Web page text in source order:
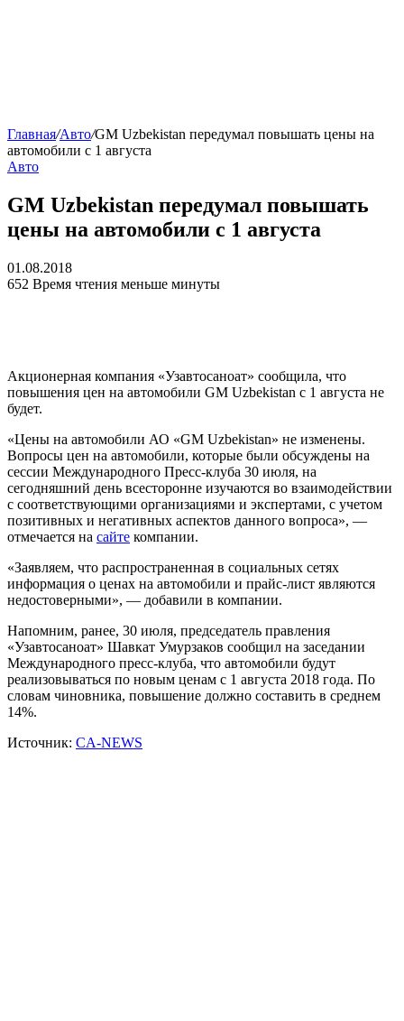
Главная/Авто/GM Uzbekistan передумал повышать цены на
автомобили с 1 августа
Авто
GM Uzbekistan передумал повышать
цены на автомобили с 1 августа
01.08.2018
652 Время чтения меньше минуты
Акционерная компания «Узавтосаноат» сообщила, что
повышения цен на автомобили GM Uzbekistan с 1 августа не
будет.
«Цены на автомобили АО «GM Uzbekistan» не изменены.
Вопросы цен на автомобили, которые были обсуждены на
сессии Международного Пресс-клуба 30 июля, на
сегодняшний день всесторонне изучаются во взаимодействии
с соответствующими организациями и экспертами, с учетом
позитивных и негативных аспектов данного вопроса», —
отмечается на сайте компании.
«Заявляем, что распространенная в социальных сетях
информация о ценах на автомобили и прайс-лист являются
недостоверными», — добавили в компании.
Напомним, ранее, 30 июля, председатель правления
«Узавтосаноат» Шавкат Умурзаков сообщил на заседании
Международного пресс-клуба, что автомобили будут
реализовываться по новым ценам с 1 августа 2018 года. По
словам чиновника, повышение должно составить в среднем
14%.
Источник: CA-NEWS